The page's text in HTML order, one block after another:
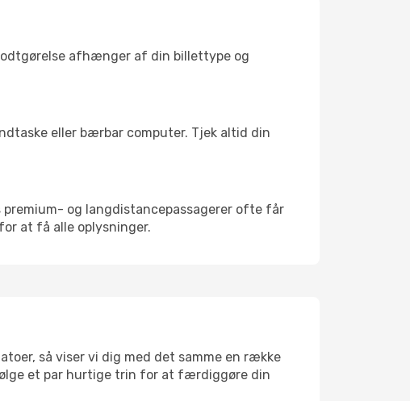
afhænger af din billettype og
eller bærbar computer. Tjek altid din
og langdistancepassagerer ofte får
at få alle oplysninger.
så viser vi dig med det samme en række
et par hurtige trin for at færdiggøre din